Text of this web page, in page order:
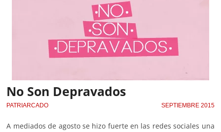
No Son Depravados
PATRIARCADO SEPTIEMBRE 2015
A mediados de agosto se hizo fuerte en las redes sociales una